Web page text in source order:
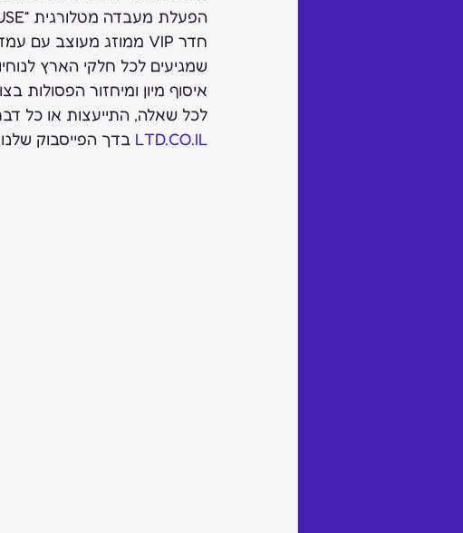
איסוף מיון ומיחזור
לכל שאלה, התייעצות או כל
LTD.CO.IL בדך הפייסבוק שלנו או